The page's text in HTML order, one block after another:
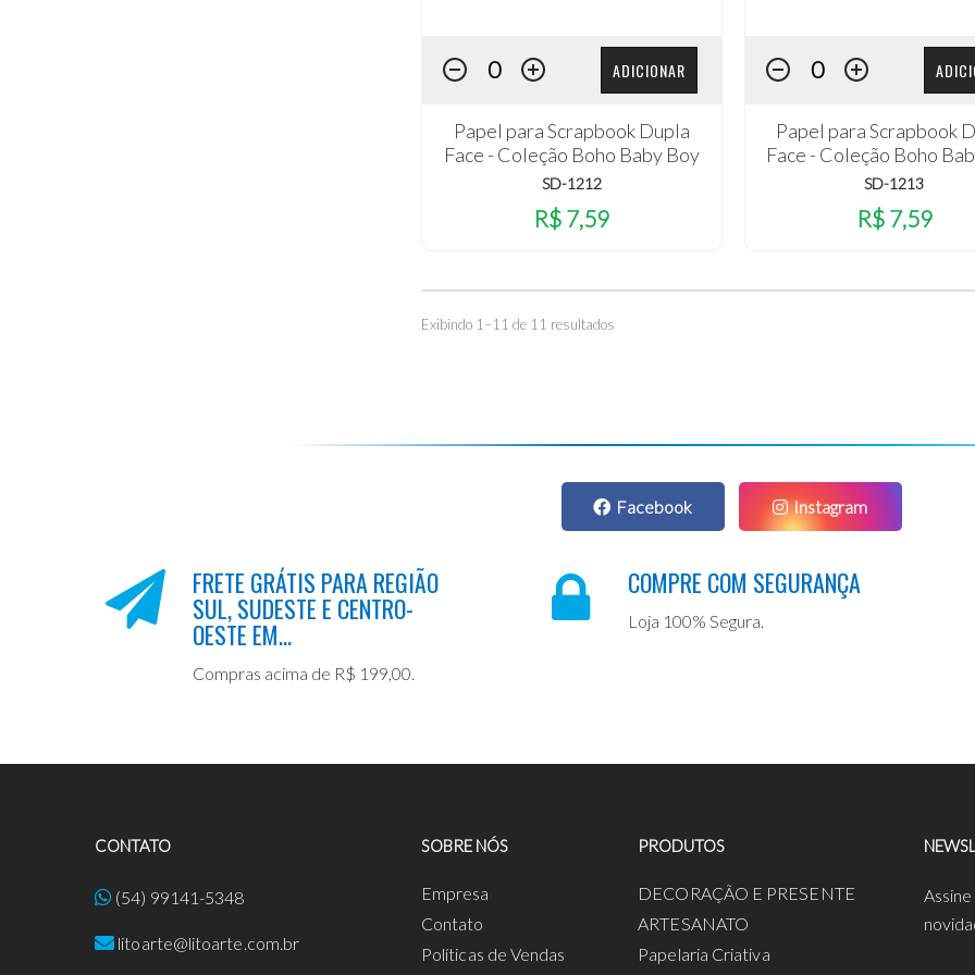
ADICIONAR
Papel para Scrapbook Dupla
Face - Coleção Boho Baby Boy
SD-1212
R$ 7,59
Papel para Scrapbook
Face - Coleção Boho
SD-1213
R$ 7,59
Exibindo 1–11 de 11 resultados
Facebook Instagram
FRETE GRÁTIS PARA REGIÃO
SUL, SUDESTE E CENTRO-
OESTE EM...
Compras acima de R$ 199,00.
COMPRE COM SEGURANÇA
Loja 100% Segura.
CONTATO
(54) 99141-5348
litoarte@litoarte.com.br
SOBRE NÓS
Empresa
Contato
Políticas de Vendas
PRODUTOS
DECORAÇÃO E PRESENTE
ARTESANATO
Papelaria Criativa